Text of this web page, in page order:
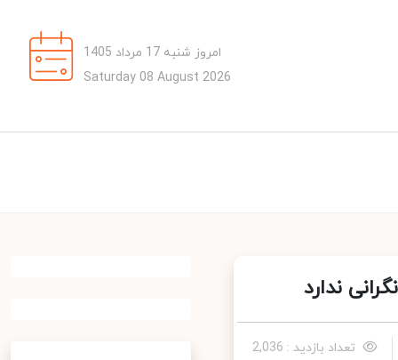
امروز شنبه 17 مرداد 1405
Saturday 08 August 2026
ندارد
تعداد بازدید : 2,036